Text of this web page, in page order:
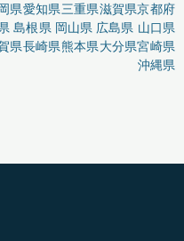
県愛知県三重県滋賀県京都府
島根県 岡山県 広島県 山口県
県長崎県熊本県大分県宮崎県
沖縄県